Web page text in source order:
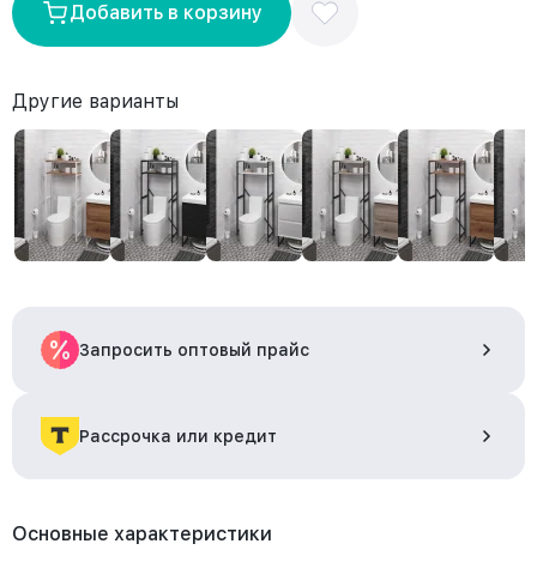
Добавить в корзину
Другие варианты
Запросить оптовый прайс
Рассрочка или кредит
Основные характеристики